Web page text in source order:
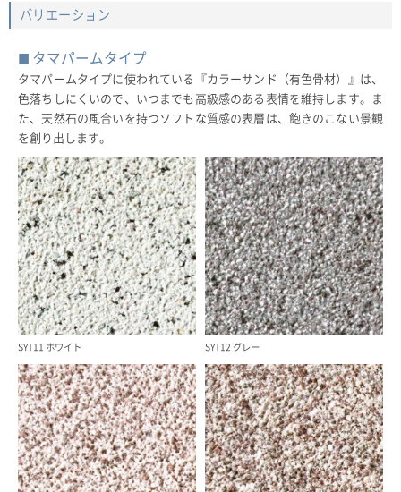
バリエーション
タマパームタイプ
タマパームタイプに使われている『カラーサンド（有色骨材）』は、
色落ちしにくいので、いつまでも高級感のある表情を維持します。ま
た、天然石の風合いを持つソフトな質感の表層は、飽きのこない景観
を創り出します。
SYT11 ホワイト SYT12 グレー